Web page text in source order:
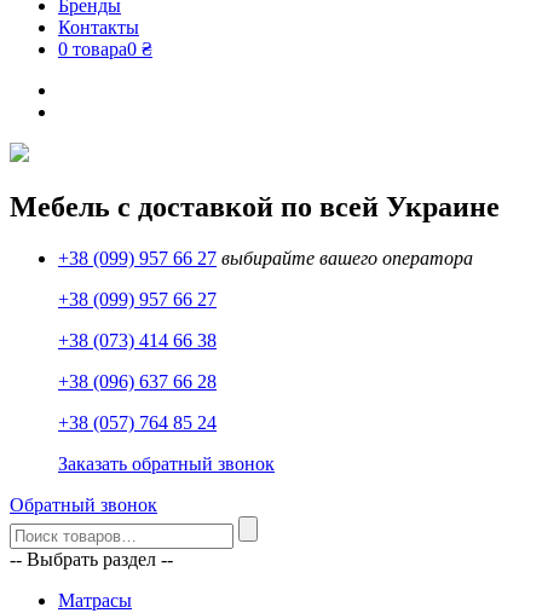
Бренды
Контакты
0 товара0 ₴
Мебель с доставкой по всей Украине
+38 (099) 957 66 27 выбирайте вашего оператора
+38 (099) 957 66 27
+38 (073) 414 66 38
+38 (096) 637 66 28
+38 (057) 764 85 24
Заказать обратный звонок
Обратный звонок
-- Выбрать раздел --
Матрасы